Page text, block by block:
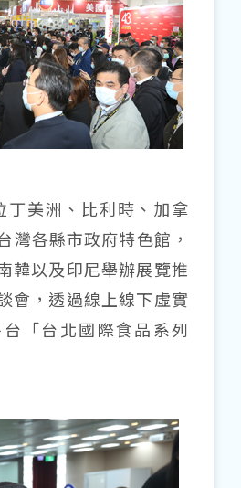
美洲、比利時、加拿
灣各縣市政府特色館，
韓以及印尼舉辦展覽推
會，透過線上線下虛實
「台北國際食品系列